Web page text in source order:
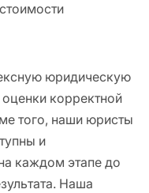
юридическую
корректной
того, наши юристы
и
каждом этапе до
Наша